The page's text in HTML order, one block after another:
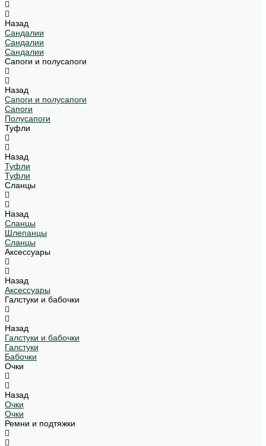
Назад
Сандалии
Сандалии
Сандалии
Сапоги и полусапоги
Назад
Сапоги и полусапоги
Сапоги
Полусапоги
Туфли
Назад
Туфли
Туфли
Сланцы
Назад
Сланцы
Шлепанцы
Сланцы
Аксессуары
Назад
Аксессуары
Галстуки и бабочки
Назад
Галстуки и бабочки
Галстуки
Бабочки
Очки
Назад
Очки
Очки
Ремни и подтяжки